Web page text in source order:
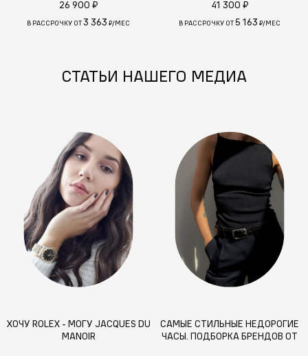
26 900 ₽
В РАССРОЧКУ ОТ3 363 ₽/МЕС
41 300 ₽
В РАССРОЧКУ ОТ5 163 ₽/МЕС
СТАТЬИ НАШЕГО МЕДИА
ХОЧУ ROLEX - МОГУ JACQUES DU
MANOIR
САМЫЕ СТИЛЬНЫЕ НЕДОРОГИЕ
ЧАСЫ. ПОДБОРКА БРЕНДОВ ОТ